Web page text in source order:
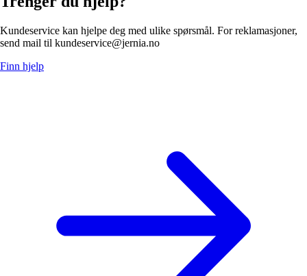
Kundeservice kan hjelpe deg med ulike spørsmål. For reklamasjoner,
send mail til kundeservice@jernia.no
Finn hjelp